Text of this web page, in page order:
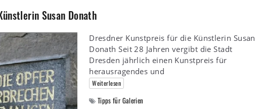
Susan Donath
Dresdner Kunstpreis für die Künstlerin Susan
Donath Seit 28 Jahren vergibt die Stadt
Dresden jährlich einen Kunstpreis für
herausragendes und
Weiterlesen
Tipps für Galerien